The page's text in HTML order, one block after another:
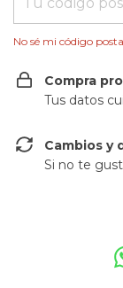
No sé mi código
Compra
Tus datos
Cambios y
Si no te